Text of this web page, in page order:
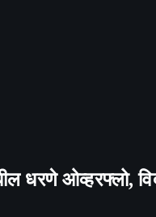
धरणे ओव्हरफ्लो,